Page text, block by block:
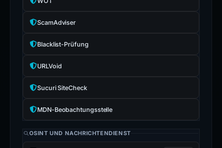
ScamAdviser
Blacklist-Prüfung
URLVoid
Sucuri SiteCheck
MDN-Beobachtungsstelle
OSINT UND NACHRICHTENDIENST